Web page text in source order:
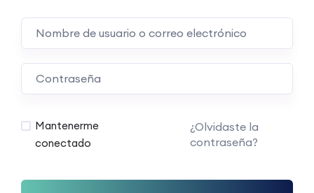
Mantenerme
conectado
¿Olvidaste la
contraseña?